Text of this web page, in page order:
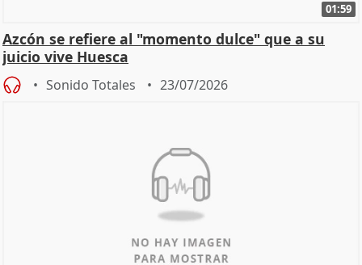
01:59
Azcón se refiere al "momento dulce" que a su
juicio vive Huesca
Sonido Totales 23/07/2026